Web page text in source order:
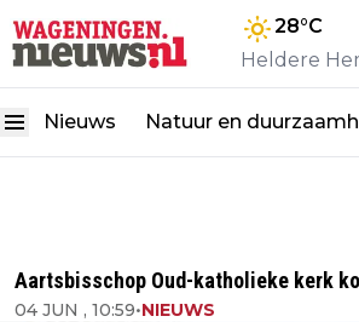
28°C
Heldere
Nieuws Natuur en
Aartsbisschop Oud-katholieke kerk
04 JUN , 10:59•NIEUWS